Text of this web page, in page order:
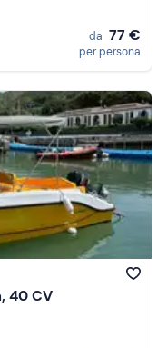
da 77 €
per persona
40 CV